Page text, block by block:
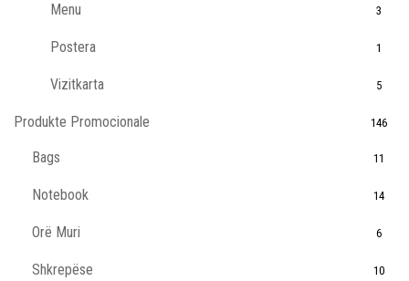
Menu 3
Postera 1
Vizitkarta 5
Produkte Promocionale 146
Bags 11
Notebook 14
Orë Muri 6
Shkrepëse 10